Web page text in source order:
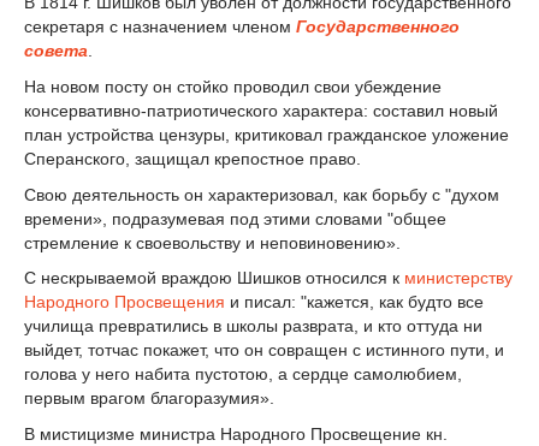
секретаря с назначением членом Государственного
совета
На новом посту он стойко проводил свои убеждение
консервативно-патриотического характера: составил новый
план устройства цензуры, критиковал гражданское уложение
Сперанского, защищал крепостное право.
Свою деятельность он характеризовал, как борьбу с "духом
времени», подразумевая под этими словами "общее
стремление к своевольству и неповиновению».
С нескрываемой враждою Шишков относился к министерству
Народного Просвещения и писал: "кажется, как будто все
училища превратились в школы разврата, и кто оттуда ни
выйдет, тотчас покажет, что он совращен с истинного пути, и
голова у него набита пустотою, а сердце самолюбием,
первым врагом благоразумия».
В мистицизме министра Народного Просвещение кн.